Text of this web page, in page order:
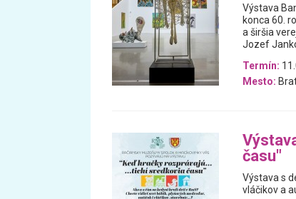
Výstava
konca 60.
a širšia
Jozef
Termín:
Mesto:
času"
Výstava s
vláčikov a